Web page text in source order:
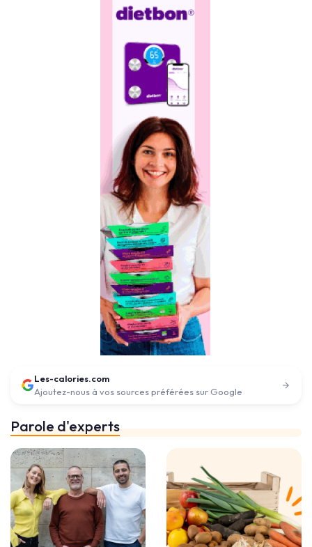
Les-calories.com
Ajoutez-nous à vos sources préférées sur Google
Parole d'experts